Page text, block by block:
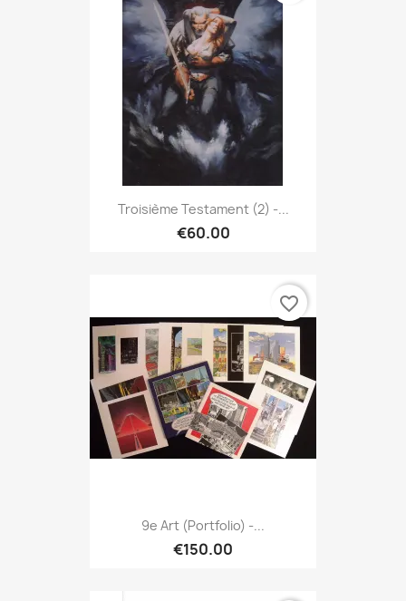
Troisième Testament (2) -...
€60.00
9e Art (Portfolio) -...
€150.00
favorite_border